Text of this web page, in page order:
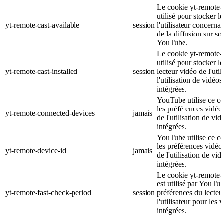
yt-remote-cast-available session
Le cookie yt-
utilisé pour stocker
l'utilisateur
de la diffusion sur
YouTube.
yt-remote-cast-installed session
Le cookie yt-
utilisé pour stocker
lecteur vidéo de
l'utilisation de
intégrées.
yt-remote-connected-devices jamais
YouTube utilise ce
les préférences
de l'utilisation de
intégrées.
yt-remote-device-id jamais
YouTube utilise ce
les préférences
de l'utilisation de
intégrées.
yt-remote-fast-check-period session
Le cookie yt-
est utilisé par
préférences du
l'utilisateur pour les
intégrées.